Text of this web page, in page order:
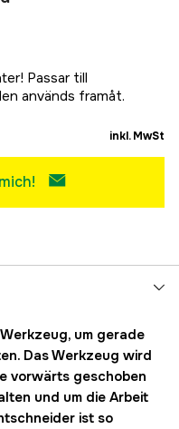
Passar till
används framåt.
inkl. MwSt
um gerade
Das Werkzeug wird
vorwärts geschoben
und um die Arbeit
ist so